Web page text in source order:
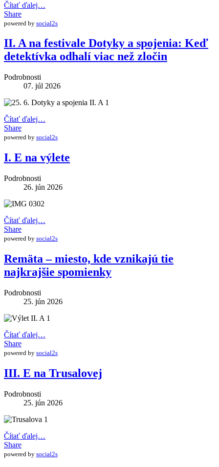
Čítať ďalej…
Share
powered by social2s
II. A na festivale Dotyky a spojenia: Keď
detektívka odhalí viac než zločin
Podrobnosti
07. júl 2026
Čítať ďalej…
Share
powered by social2s
I. E na výlete
Podrobnosti
26. jún 2026
Čítať ďalej…
Share
powered by social2s
Remäta – miesto, kde vznikajú tie
najkrajšie spomienky
Podrobnosti
25. jún 2026
Čítať ďalej…
Share
powered by social2s
III. E na Trusalovej
Podrobnosti
25. jún 2026
Čítať ďalej…
Share
powered by social2s